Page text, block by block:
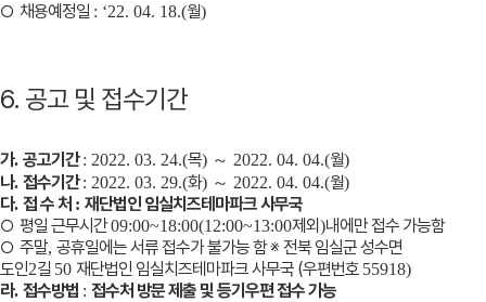
○ 채용예정일 : ‘22. 04. 18.(월)
6. 공고 및 접수기간
가. 공고기간 : 2022. 03. 24.(목) ～ 2022. 04. 04.(월)
나. 접수기간 : 2022. 03. 29.(화) ～ 2022. 04. 04.(월)
다. 접 수 처 : 재단법인 임실치즈테마파크 사무국
○ 평일 근무시간09:00~18:00(12:00~13:00제외 )내에만 접수 가능함
○ 주말, 공휴일에는 서류 접수가 불가능 함※ 전북 임실군 성수면
도인2길 50 재단법인 임실치즈테마파크 사무국 (우편번호 55918)
라. 접수방법 : 접수처 방문 제출 및 등기우편 접수 가능